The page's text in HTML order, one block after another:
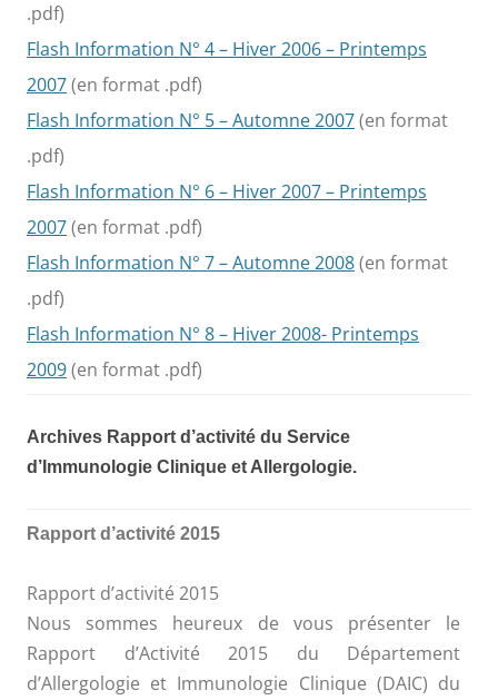
.pdf)
Flash Information N° 4 – Hiver 2006 – Printemps
2007(en format .pdf)
Flash Information N° 5 – Automne 2007(en format
.pdf)
Flash Information N° 6 – Hiver 2007 – Printemps
2007(en format .pdf)
Flash Information N° 7 – Automne 2008(en format
.pdf)
Flash Information N° 8 – Hiver 2008- Printemps
2009(en format .pdf)
Archives Rapport d’activité du Service
d’Immunologie Clinique et Allergologie.
Rapport d’activité 2015
Rapport d’activité 2015
Nous sommes heureux de vous présenter le
Rapport d’Activité 2015 du Département
d’Allergologie et Immunologie Clinique (DAIC) du